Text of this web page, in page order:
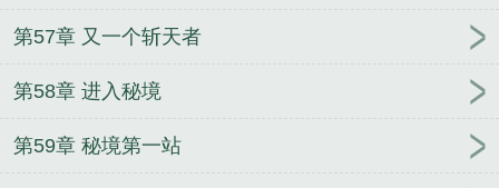
第57章 又一个斩天者
第58章 进入秘境
第59章 秘境第一站